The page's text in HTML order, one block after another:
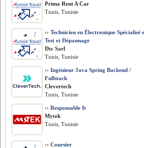
Prima Rent A Car
Tunis, Tunisie
›› Technicien en Électronique Spécialisé
Test et Dépannage
Dtc Sarl
Tunis, Tunisie
›› Ingénieur Java Spring Backend /
Fullstack
Clevertech
Tunis, Tunisie
›› Responsable It
Mytek
Tunis, Tunisie
›› Coursier